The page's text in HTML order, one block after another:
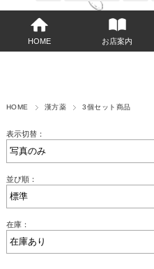
HOME お店案内
HOME 漢方薬 3個セット商品
表示切替：
並び順：
在庫：